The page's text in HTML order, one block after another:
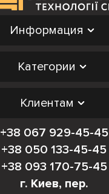
Информация
Категории
Клиентам
+38 067 929-45-45
+38 050 133-45-45
+38 093 170-75-45
г. Киев, пер.